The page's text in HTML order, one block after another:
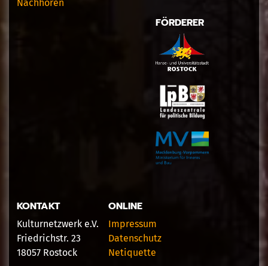
Nachhören
FÖRDERER
KONTAKT
Kulturnetzwerk e.V.
Friedrichstr. 23
18057 Rostock
ONLINE
Impressum
Datenschutz
Netiquette